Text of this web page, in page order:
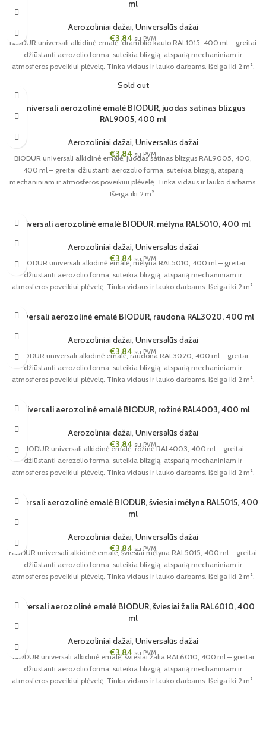
ml
Aerozoliniai dažai Universalūs dažai
€3,84 su PVM
BIODUR universali alkidinė emalė, dramblio kaulo RAL1015, 400 ml – greitai
džiūstanti aerozolio forma, suteikia blizgią, atsparią mechaniniam ir
atmosferos poveikiui plėvelę. Tinka vidaus ir lauko darbams. Išeiga iki 2 m².
Sold out
Universali aerozolinė emalė BIODUR, juodas satinas blizgus
RAL9005, 400 ml
Aerozoliniai dažai Universalūs dažai
€3,84 su PVM
BIODUR universali alkidinė emalė, juodas satinas blizgus RAL9005, 400,
400 ml – greitai džiūstanti aerozolio forma, suteikia blizgią, atsparią
mechaniniam ir atmosferos poveikiui plėvelę. Tinka vidaus ir lauko darbams.
Išeiga iki 2 m².
Universali aerozolinė emalė BIODUR, mėlyna RAL5010, 400 ml
Aerozoliniai dažai Universalūs dažai
€3,84 su PVM
BIODUR universali alkidinė emalė, mėlyna RAL5010, 400 ml – greitai
džiūstanti aerozolio forma, suteikia blizgią, atsparią mechaniniam ir
atmosferos poveikiui plėvelę. Tinka vidaus ir lauko darbams. Išeiga iki 2 m².
Universali aerozolinė emalė BIODUR, raudona RAL3020, 400 ml
Aerozoliniai dažai Universalūs dažai
€3,84 su PVM
BIODUR universali alkidinė emalė, raudona RAL3020, 400 ml – greitai
džiūstanti aerozolio forma, suteikia blizgią, atsparią mechaniniam ir
atmosferos poveikiui plėvelę. Tinka vidaus ir lauko darbams. Išeiga iki 2 m².
Universali aerozolinė emalė BIODUR, rožinė RAL4003, 400 ml
Aerozoliniai dažai Universalūs dažai
€3,84 su PVM
BIODUR universali alkidinė emalė, rožinė RAL4003, 400 ml – greitai
džiūstanti aerozolio forma, suteikia blizgią, atsparią mechaniniam ir
atmosferos poveikiui plėvelę. Tinka vidaus ir lauko darbams. Išeiga iki 2 m².
Universali aerozolinė emalė BIODUR, šviesiai mėlyna RAL5015, 400
ml
Aerozoliniai dažai Universalūs dažai
€3,84 su PVM
BIODUR universali alkidinė emalė, šviesiai mėlyna RAL5015, 400 ml – greitai
džiūstanti aerozolio forma, suteikia blizgią, atsparią mechaniniam ir
atmosferos poveikiui plėvelę. Tinka vidaus ir lauko darbams. Išeiga iki 2 m².
Universali aerozolinė emalė BIODUR, šviesiai žalia RAL6010, 400
ml
Aerozoliniai dažai Universalūs dažai
€3,84 su PVM
BIODUR universali alkidinė emalė, šviesiai žalia RAL6010, 400 ml – greitai
džiūstanti aerozolio forma, suteikia blizgią, atsparią mechaniniam ir
atmosferos poveikiui plėvelę. Tinka vidaus ir lauko darbams. Išeiga iki 2 m².